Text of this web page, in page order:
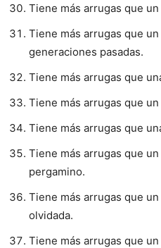
Tiene más arrugas que
Tiene más arrugas que
generaciones pasadas.
Tiene más arrugas que
Tiene más arrugas que
Tiene más arrugas que
Tiene más arrugas que
pergamino.
Tiene más arrugas que
olvidada.
Tiene más arrugas que